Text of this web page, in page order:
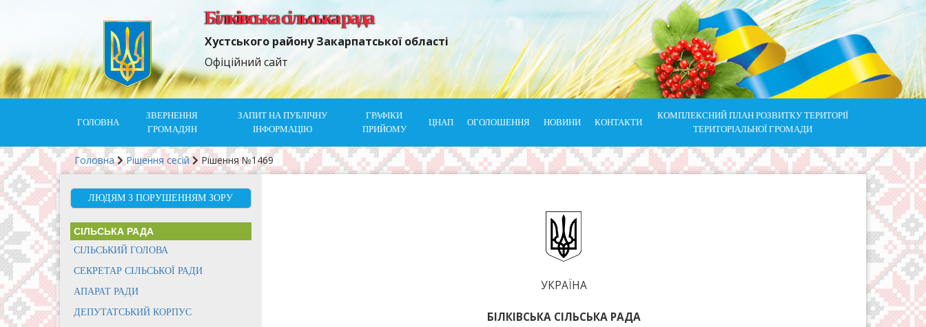
Білківська сільська рада
Хустського району Закарпатської області
Офіційний сайт
ГОЛОВНА
ЗВЕРНЕННЯ
ГРОМАДЯН
ЗАПИТ НА ПУБЛІЧНУ
ІНФОРМАЦІЮ
ГРАФІКИ
ПРИЙОМУ
ЦНАП ОГОЛОШЕННЯ НОВИНИ КОНТАКТИ
КОМПЛЕКСНИЙ ПЛАН РОЗВИТКУ ТЕРИТОРІЇ
ТЕРИТОРІАЛЬНОЇ ГРОМАДИ
Головна Рішення сесій Рішення №1469
ЛЮДЯМ З ПОРУШЕННЯМ ЗОРУ
СІЛЬСЬКА РАДА
СІЛЬСЬКИЙ ГОЛОВА
СЕКРЕТАР СІЛЬСЬКОЇ РАДИ
АПАРАТ РАДИ
ДЕПУТАТСЬКИЙ КОРПУС
УКРАЇНА
БІЛКІВСЬКА СІЛЬСЬКА РАДА